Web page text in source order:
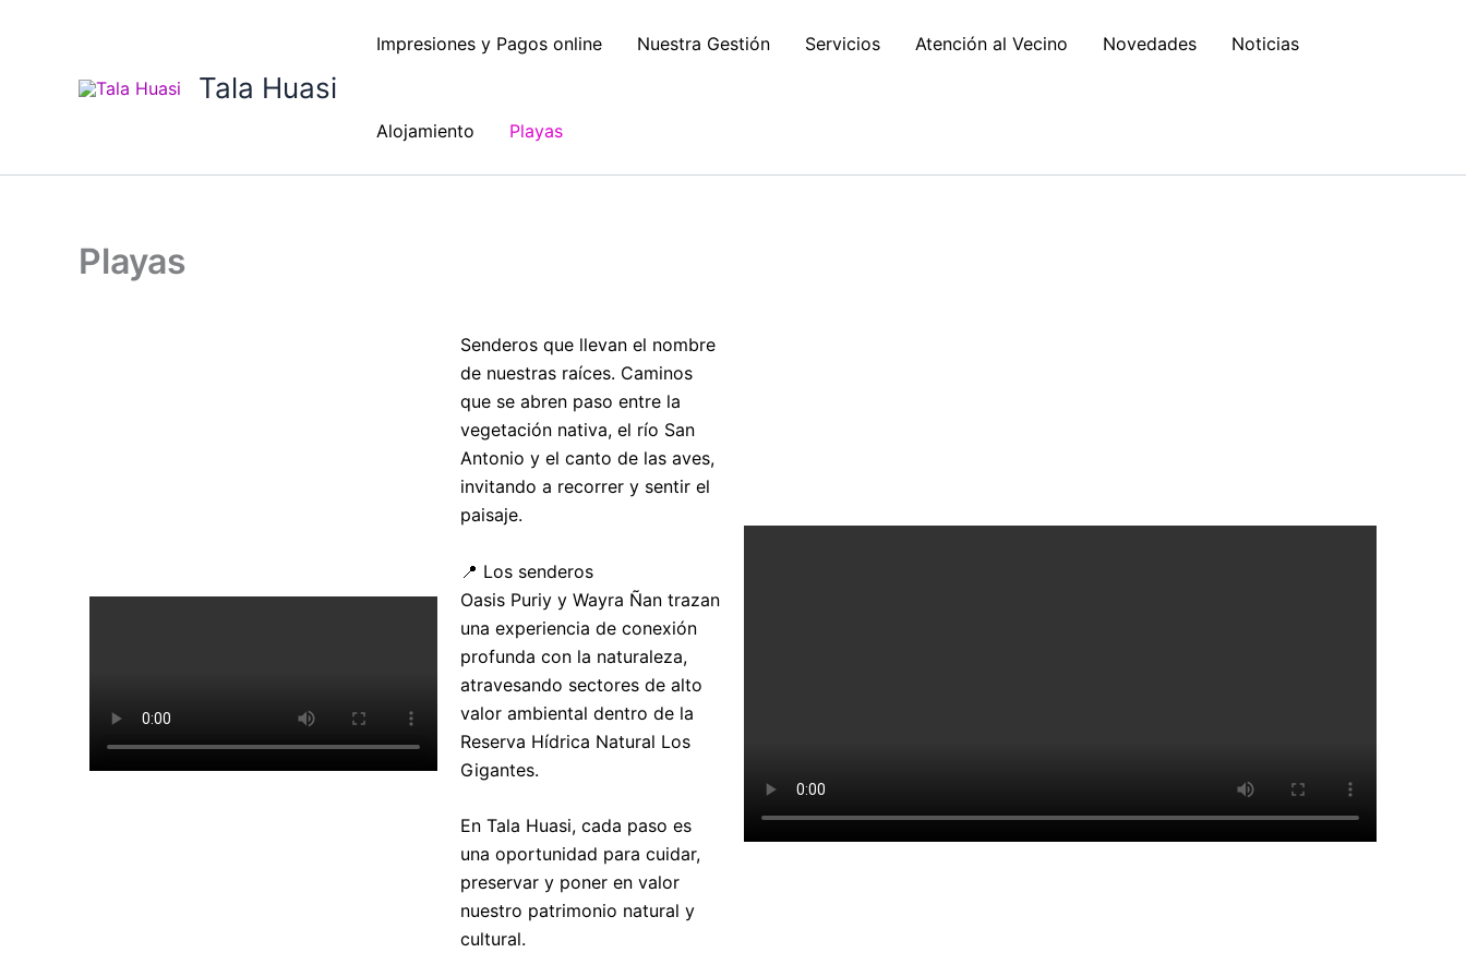
Tala Huasi
Impresiones y Pagos online Nuestra Gestión Servicios Atención al Vecino Novedades Noticias
Alojamiento Playas
Playas
Senderos que llevan el nombre
de nuestras raíces. Caminos
que se abren paso entre la
vegetación nativa, el río San
Antonio y el canto de las aves,
invitando a recorrer y sentir el
paisaje.
📍 Los senderos
Oasis Puriy y Wayra Ñan trazan
una experiencia de conexión
profunda con la naturaleza,
atravesando sectores de alto
valor ambiental dentro de la
Reserva Hídrica Natural Los
Gigantes.
En Tala Huasi, cada paso es
una oportunidad para cuidar,
preservar y poner en valor
nuestro patrimonio natural y
cultural.